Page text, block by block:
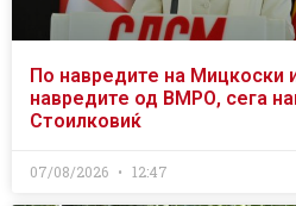
По навредите на Мицкоски
навредите од ВМРО, сега
Стоилковиќ
07/08/2026 12:47